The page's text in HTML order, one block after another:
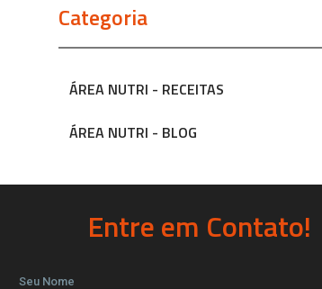
Categoria
ÁREA NUTRI - RECEITAS
ÁREA NUTRI - BLOG
Entre em Contato!
Seu Nome